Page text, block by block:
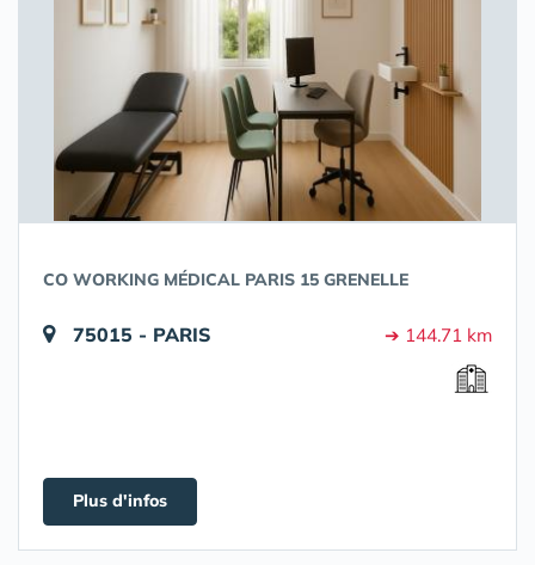
CO WORKING MÉDICAL PARIS 15 GRENELLE
75015 - PARIS ➔ 144.71 km
Plus d'infos